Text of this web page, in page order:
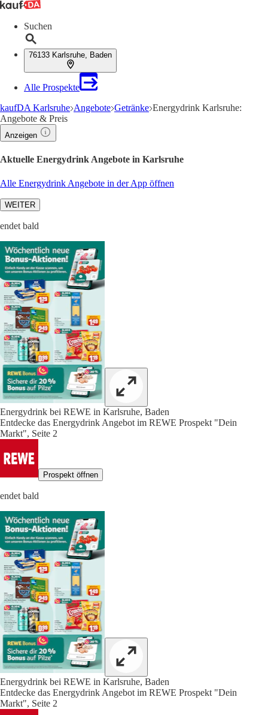
Suchen
76133 Karlsruhe, Baden
Alle Prospekte
kaufDA Karlsruhe Angebote Getränke Energydrink Karlsruhe:
Angebote & Preis
Anzeigen
Aktuelle Energydrink Angebote in Karlsruhe
Alle Energydrink Angebote in der App öffnen
WEITER
endet bald
Energydrink bei REWE in Karlsruhe, Baden
Entdecke das Energydrink Angebot im REWE Prospekt "Dein
Markt", Seite 2
Prospekt öffnen
endet bald
Energydrink bei REWE in Karlsruhe, Baden
Entdecke das Energydrink Angebot im REWE Prospekt "Dein
Markt", Seite 2